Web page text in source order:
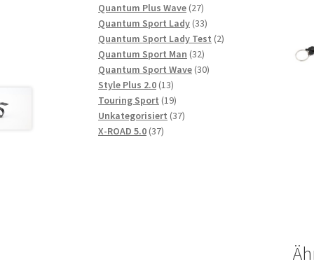
Quantum Plus Wave 2727
Produkte
Quantum Sport Lady 3333
Produkte
Quantum Sport Lady Test 22
Quantum Sport Man 3232
Produkte
Quantum Sport Wave 3030
Style Plus 2.0 1313
Produkte
Touring Sport 1919
Produkte
Unkategorisiert 3737
X-ROAD 5.0 3737